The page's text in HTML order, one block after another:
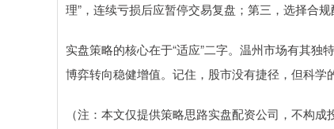
理”，连续亏损后应暂停交易复盘；第三，选择合
实盘策略的核心在于“适应”二字。温州市场有其
博弈转向稳健增值。记住，股市没有捷径，但科学
（注：本文仅提供策略思路实盘配资公司，不构成